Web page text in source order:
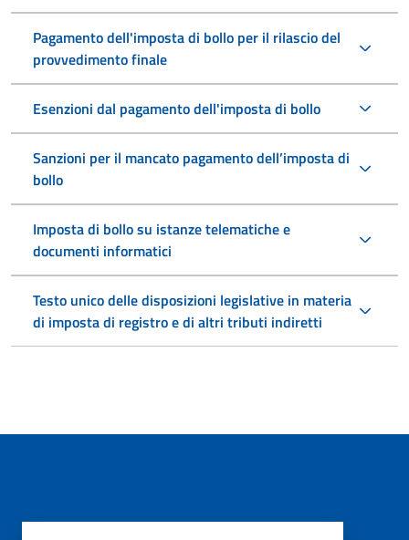
Pagamento dell'imposta di bollo per il rilascio del
provvedimento finale
Esenzioni dal pagamento dell'imposta di bollo
Sanzioni per il mancato pagamento dell’imposta di
bollo
Imposta di bollo su istanze telematiche e
documenti informatici
Testo unico delle disposizioni legislative in materia
di imposta di registro e di altri tributi indiretti